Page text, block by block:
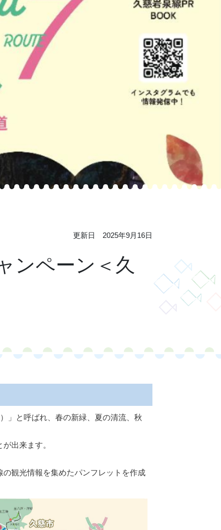
更新日 2025年9月16日
ンペーン＜久
」と呼ばれ、春の新緑、夏の清流、秋
出来ます。
観光情報を集めたパンフレットを作成